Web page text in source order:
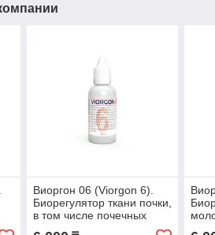
Виоргон 06 (Viorgon 6).
Биорегулятор ткани почки,
в том числе почечных
канальцев